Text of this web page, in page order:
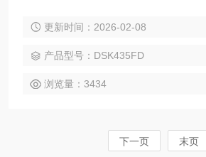
静电氮气柜-工业氮气保护柜容积435升
更新时间：2026-02-08
产品型号：DSK435FD
浏览量：3434
下一页 末页